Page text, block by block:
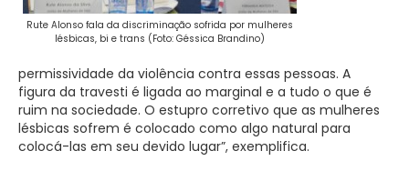
Rute Alonso fala da discriminação sofrida por mulheres
lésbicas, bi e trans (Foto: Géssica Brandino)
permissividade da violência contra essas pessoas. A
figura da travesti é ligada ao marginal e a tudo o que é
ruim na sociedade. O estupro corretivo que as mulheres
lésbicas sofrem é colocado como algo natural para
colocá-las em seu devido lugar”, exemplifica.